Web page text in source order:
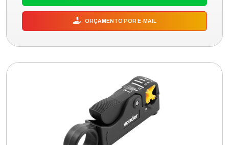
ORÇAMENTO POR E-MAIL